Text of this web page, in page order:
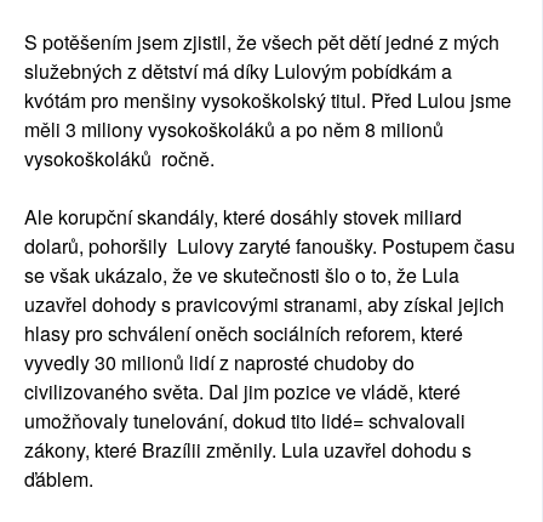
S potěšením jsem zjistil, že všech pět dětí jedné z mých
služebných z dětství má díky Lulovým pobídkám a
kvótám pro menšiny vysokoškolský titul. Před Lulou jsme
měli 3 miliony vysokoškoláků a po něm 8 milionů
vysokoškoláků ročně.
Ale korupční skandály, které dosáhly stovek miliard
dolarů, pohoršily Lulovy zaryté fanoušky. Postupem času
se však ukázalo, že ve skutečnosti šlo o to, že Lula
uzavřel dohody s pravicovými stranami, aby získal jejich
hlasy pro schválení oněch sociálních reforem, které
vyvedly 30 milionů lidí z naprosté chudoby do
civilizovaného světa. Dal jim pozice ve vládě, které
umožňovaly tunelování, dokud tito lidé= schvalovali
zákony, které Brazílii změnily. Lula uzavřel dohodu s
ďáblem.